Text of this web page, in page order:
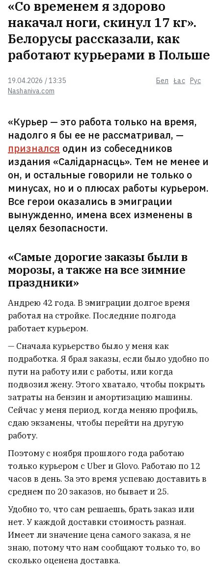
Nashaniva.com
19.04.2026 / 13:35 Бел Łac Рус
«Со временем я здорово
накачал ноги, скинул 17 кг».
Белорусы рассказали, как
работают курьерами в Польше
«Курьер — это работа только на время,
надолго я бы ее не рассматривал, —
признался один из собеседников
издания «Салідарнасць». Тем не менее и
он, и остальные говорили не только о
минусах, но и о плюсах работы курьером.
Все герои оказались в эмиграции
вынужденно, имена всех изменены в
целях безопасности.
«Самые дорогие заказы были в
морозы, а также на все зимние
праздники»
Андрею 42 года. В эмиграции долгое время
работал на стройке. Последние полгода
работает курьером.
— Сначала курьерство было у меня как
подработка. Я брал заказы, если было удобно по
пути на работу или с работы, или когда
подвозил жену. Этого хватало, чтобы покрыть
затраты на бензин и амортизацию машины.
Сейчас у меня период, когда меняю профиль,
сдаю экзамены, чтобы перейти на другую
работу.
Поэтому с ноября прошлого года работаю
только курьером с Uber и Glovo. Работаю по 12
часов в день. За это время успеваю доставить в
среднем по 20 заказов, но бывает и 25.
Удобно то, что сам решаешь, брать заказ или
нет. У каждой доставки стоимость разная.
Имеет ли значение цена самого заказа, я не
знаю, потому что нам сообщают только то, во
сколько оценена доставка.
можно будет купить квартиру в
ипотеку под 1%?
В Минске с исторического дома
на Володaрского исчез
тюрьмы»
Почему мужчин привлекают
женские ягодицы? Ученые и это
объяснили
10
Профессия этого белоруса —
пугать людей. Он рассказал, что
платят
2
Что ученые могут выяснить
благодаря падению ступени
ракеты SpaceX на Луну?
3